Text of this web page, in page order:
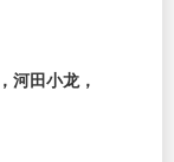
河田小龙，